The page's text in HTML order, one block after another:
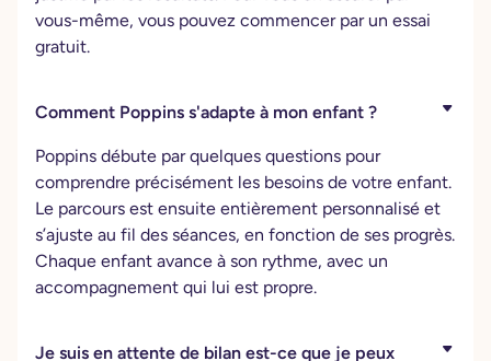
vous-même, vous pouvez commencer par un essai
gratuit.
Comment Poppins s'adapte à mon enfant ?
Poppins débute par quelques questions pour
comprendre précisément les besoins de votre enfant.
Le parcours est ensuite entièrement personnalisé et
s’ajuste au fil des séances, en fonction de ses progrès.
Chaque enfant avance à son rythme, avec un
accompagnement qui lui est propre.
Je suis en attente de bilan est-ce que je peux